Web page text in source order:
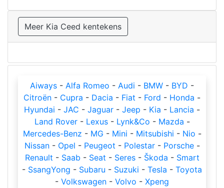
Meer Kia Ceed kentekens
Aiways - Alfa Romeo - Audi - BMW - BYD -
Citroën - Cupra - Dacia - Fiat - Ford - Honda -
Hyundai - JAC - Jaguar - Jeep - Kia - Lancia -
Land Rover- Lexus- Lynk&Co - Mazda -
Mercedes-Benz - MG - Mini - Mitsubishi - Nio -
Nissan- Opel - Peugeot - Polestar- Porsche-
Renault - Saab - Seat - Seres- Škoda - Smart
- SsangYong - Subaru - Suzuki - Tesla - Toyota
- Volkswagen - Volvo - Xpeng